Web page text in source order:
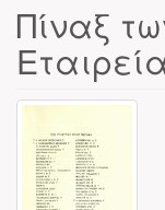
Πίναξ